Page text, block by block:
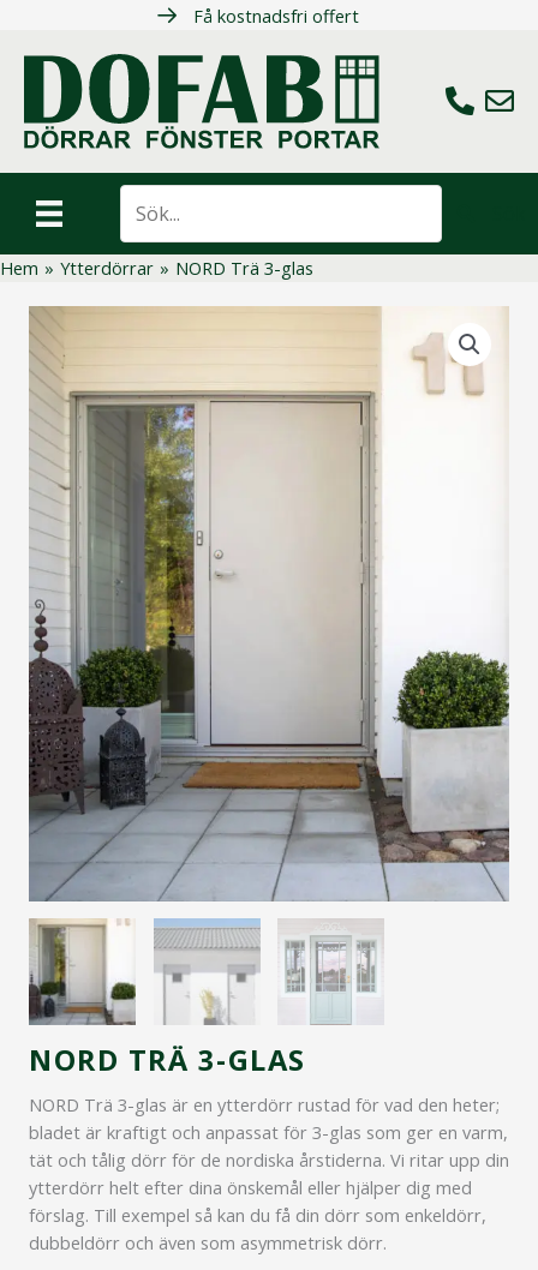
innehåll
Få kostnadsfri offert
Ring oss
Maila
Hem » Ytterdörrar » NORD Trä 3-glas
NORD TRÄ 3-GLAS
NORD Trä 3-glas är en ytterdörr rustad för vad den heter;
bladet är kraftigt och anpassat för 3-glas som ger en varm,
tät och tålig dörr för de nordiska årstiderna. Vi ritar upp din
ytterdörr helt efter dina önskemål eller hjälper dig med
förslag. Till exempel så kan du få din dörr som enkeldörr,
dubbeldörr och även som asymmetrisk dörr.